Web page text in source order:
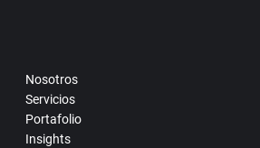
Nosotros
Servicios
Portafolio
Insights